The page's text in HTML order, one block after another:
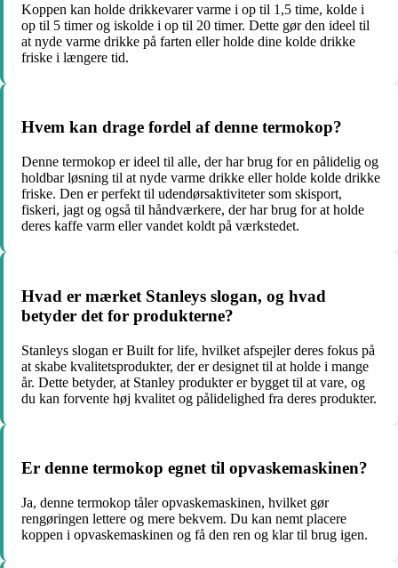
Koppen kan holde drikkevarer varme i op til 1,5 time, kolde i
op til 5 timer og iskolde i op til 20 timer. Dette gør den ideel til
at nyde varme drikke på farten eller holde dine kolde drikke
friske i længere tid.
Hvem kan drage fordel af denne termokop?
Denne termokop er ideel til alle, der har brug for en pålidelig og
holdbar løsning til at nyde varme drikke eller holde kolde drikke
friske. Den er perfekt til udendørsaktiviteter som skisport,
fiskeri, jagt og også til håndværkere, der har brug for at holde
deres kaffe varm eller vandet koldt på værkstedet.
Hvad er mærket Stanleys slogan, og hvad
betyder det for produkterne?
Stanleys slogan er Built for life, hvilket afspejler deres fokus på
at skabe kvalitetsprodukter, der er designet til at holde i mange
år. Dette betyder, at Stanley produkter er bygget til at vare, og
du kan forvente høj kvalitet og pålidelighed fra deres produkter.
Er denne termokop egnet til opvaskemaskinen?
Ja, denne termokop tåler opvaskemaskinen, hvilket gør
rengøringen lettere og mere bekvem. Du kan nemt placere
koppen i opvaskemaskinen og få den ren og klar til brug igen.